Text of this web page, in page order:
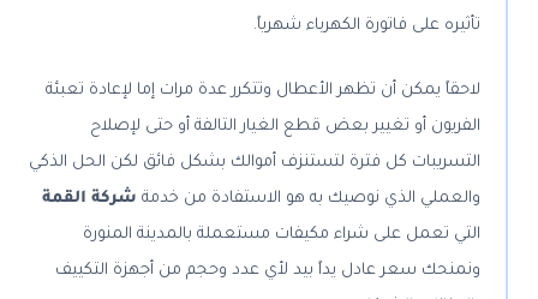
تأثيره على فاتورة الكهرباء شهرياً.
لاحقاً يمكن أن تظهر الأعطال وتتكرر عدة مرات إما لإعادة تعبئة
الفريون أو تغيير بعض قطع الغيار التالفة أو حتى لإصلاح
التسريبات كل فترة لتستنزف أموالك بشكل فائق لكن الحل الذكي
والعملي الذي نوصيك به هو الاستفادة من خدمة شركة القمة
التي تعمل على شراء مكيفات مستعملة بالمدينة المنورة
ونمنحك سعر عادل يداً بيد لأي عدد وحجم من أجهزة التكييف